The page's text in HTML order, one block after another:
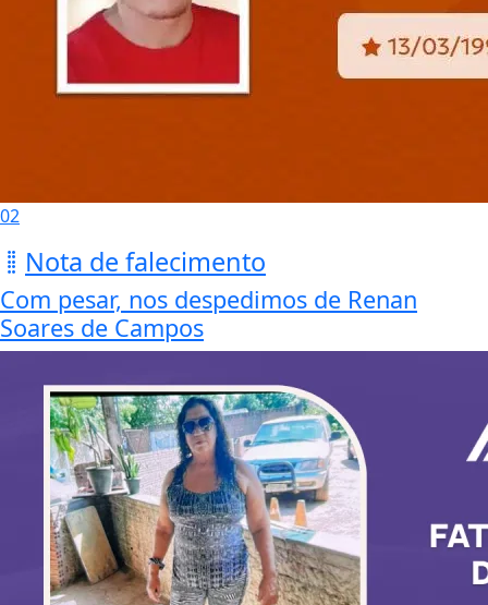
02
Nota de falecimento
Com pesar, nos despedimos de Renan
Soares de Campos